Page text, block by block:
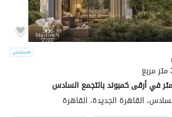
القاهرة الجديدة، القاهرة